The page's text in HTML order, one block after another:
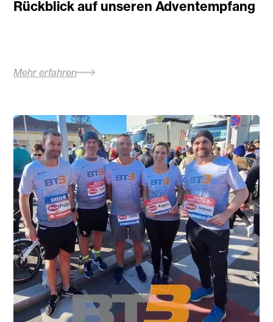
Rückblick auf unseren Adventempfang
Mehr erfahren